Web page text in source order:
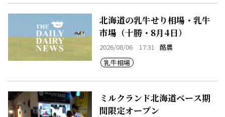
北海道の乳牛せり相場・乳牛
市場（十勝・8月4日）
2026/08/06 17:31
酪農
乳牛相場
ミルクランド北海道ベース期
間限定オープン